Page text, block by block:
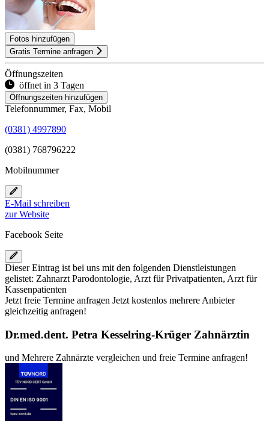
Fotos hinzufügen
Gratis Termine anfragen
Öffnungszeiten
öffnet in 3 Tagen
Öffnungszeiten hinzufügen
Telefonnummer, Fax, Mobil
(0381) 4997890
(0381) 768796222
Mobilnummer
E-Mail schreiben
zur Website
Facebook Seite
Dieser Eintrag ist bei uns mit den folgenden Dienstleistungen
gelistet: Zahnarzt Parodontologie, Arzt für Privatpatienten, Arzt für
Kassenpatienten
Jetzt freie Termine anfragen Jetzt kostenlos mehrere Anbieter
gleichzeitig anfragen!
Dr.med.dent. Petra Kesselring-Krüger Zahnärztin
und Mehrere Zahnärzte vergleichen und freie Termine anfragen!